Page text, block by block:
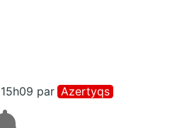
par Azertyqs